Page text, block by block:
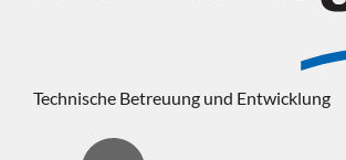
Technische Betreuung und Entwicklung